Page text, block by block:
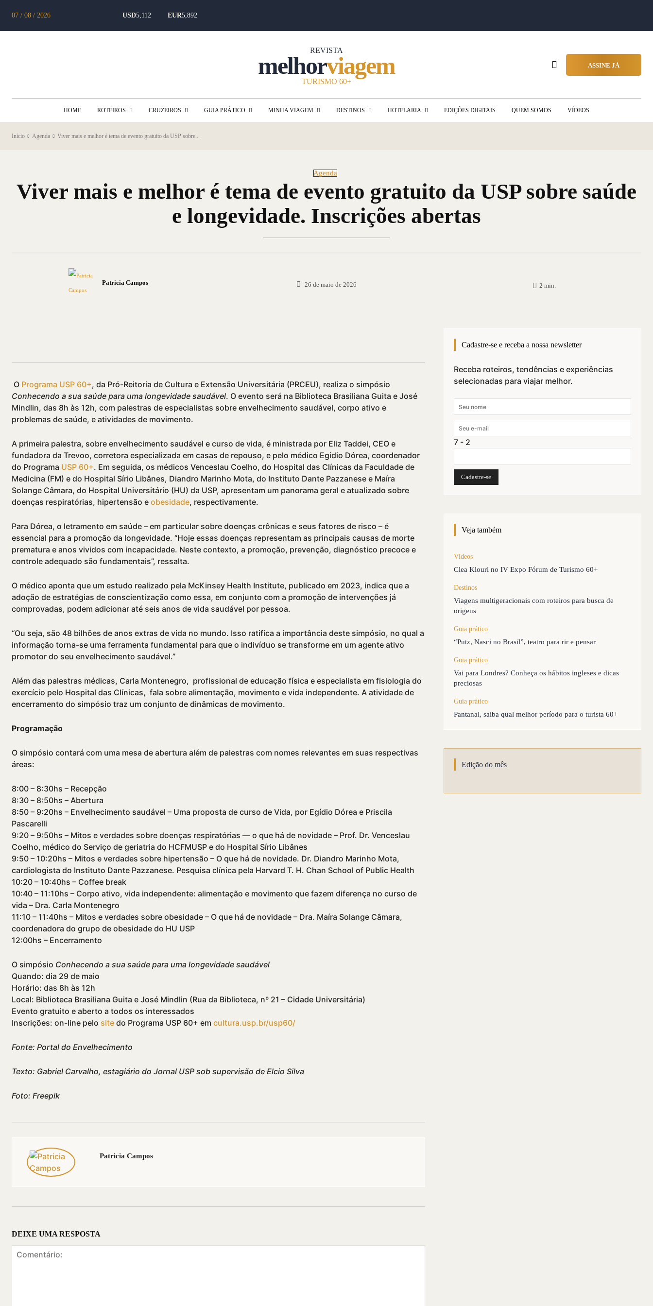
07 / 08 / 2026 USD5,112 EUR5,892
REVISTA
melhorviagem
TURISMO 60+
ASSINE JÁ
HOME ROTEIROS CRUZEIROS GUIA PRÁTICO MINHA VIAGEM DESTINOS HOTELARIA EDIÇÕES DIGITAIS QUEM SOMOS VÍDEOS
Início Agenda Viver mais e melhor é tema de evento gratuito da USP sobre...
Agenda
Viver mais e melhor é tema de evento gratuito da USP sobre saúde
e longevidade. Inscrições abertas
Patricia Campos 26 de maio de 2026 2 min.
O Programa USP 60+, da Pró-Reitoria de Cultura e Extensão Universitária (PRCEU), realiza o simpósio
Conhecendo a sua saúde para uma longevidade saudável. O evento será na Biblioteca Brasiliana Guita e José
Mindlin, das 8h às 12h, com palestras de especialistas sobre envelhecimento saudável, corpo ativo e
problemas de saúde, e atividades de movimento.
A primeira palestra, sobre envelhecimento saudável e curso de vida, é ministrada por Eliz Taddei, CEO e
fundadora da Trevoo, corretora especializada em casas de repouso, e pelo médico Egidio Dórea, coordenador
do Programa USP 60+. Em seguida, os médicos Venceslau Coelho, do Hospital das Clínicas da Faculdade de
Medicina (FM) e do Hospital Sírio Libânes, Diandro Marinho Mota, do Instituto Dante Pazzanese e Maíra
Solange Câmara, do Hospital Universitário (HU) da USP, apresentam um panorama geral e atualizado sobre
doenças respiratórias, hipertensão e obesidade, respectivamente.
Para Dórea, o letramento em saúde – em particular sobre doenças crônicas e seus fatores de risco – é
essencial para a promoção da longevidade. “Hoje essas doenças representam as principais causas de morte
prematura e anos vividos com incapacidade. Neste contexto, a promoção, prevenção, diagnóstico precoce e
controle adequado são fundamentais”, ressalta.
O médico aponta que um estudo realizado pela McKinsey Health Institute, publicado em 2023, indica que a
adoção de estratégias de conscientização como essa, em conjunto com a promoção de intervenções já
comprovadas, podem adicionar até seis anos de vida saudável por pessoa.
“Ou seja, são 48 bilhões de anos extras de vida no mundo. Isso ratifica a importância deste simpósio, no qual a
informação torna-se uma ferramenta fundamental para que o indivíduo se transforme em um agente ativo
promotor do seu envelhecimento saudável.”
Além das palestras médicas, Carla Montenegro, profissional de educação física e especialista em fisiologia do
exercício pelo Hospital das Clínicas, fala sobre alimentação, movimento e vida independente. A atividade de
encerramento do simpósio traz um conjunto de dinâmicas de movimento.
Programação
O simpósio contará com uma mesa de abertura além de palestras com nomes relevantes em suas respectivas
áreas:
8:00 – 8:30hs – Recepção
8:30 – 8:50hs – Abertura
8:50 – 9:20hs – Envelhecimento saudável – Uma proposta de curso de Vida, por Egídio Dórea e Priscila
Pascarelli
9:20 – 9:50hs – Mitos e verdades sobre doenças respiratórias — o que há de novidade – Prof. Dr. Venceslau
Coelho, médico do Serviço de geriatria do HCFMUSP e do Hospital Sírio Libânes
9:50 – 10:20hs – Mitos e verdades sobre hipertensão – O que há de novidade. Dr. Diandro Marinho Mota,
cardiologista do Instituto Dante Pazzanese. Pesquisa clínica pela Harvard T. H. Chan School of Public Health
10:20 – 10:40hs – Coffee break
10:40 – 11:10hs – Corpo ativo, vida independente: alimentação e movimento que fazem diferença no curso de
vida – Dra. Carla Montenegro
11:10 – 11:40hs – Mitos e verdades sobre obesidade – O que há de novidade – Dra. Maíra Solange Câmara,
coordenadora do grupo de obesidade do HU USP
12:00hs – Encerramento
O simpósio Conhecendo a sua saúde para uma longevidade saudável
Quando: dia 29 de maio
Horário: das 8h às 12h
Local: Biblioteca Brasiliana Guita e José Mindlin (Rua da Biblioteca, nº 21 – Cidade Universitária)
Evento gratuito e aberto a todos os interessados
Inscrições: on-line pelo site do Programa USP 60+ em cultura.usp.br/usp60/
Fonte: Portal do Envelhecimento
Texto: Gabriel Carvalho, estagiário do Jornal USP sob supervisão de Elcio Silva
Foto: Freepik
Patricia Campos
DEIXE UMA RESPOSTA
Cadastre-se e receba a nossa newsletter
Receba roteiros, tendências e experiências
selecionadas para viajar melhor.
7 - 2
Veja também
Vídeos
Clea Klouri no IV Expo Fórum de Turismo 60+
Destinos
Viagens multigeracionais com roteiros para busca de
origens
Guia prático
“Putz, Nasci no Brasil”, teatro para rir e pensar
Guia prático
Vai para Londres? Conheça os hábitos ingleses e dicas
preciosas
Guia prático
Pantanal, saiba qual melhor período para o turista 60+
Edição do mês